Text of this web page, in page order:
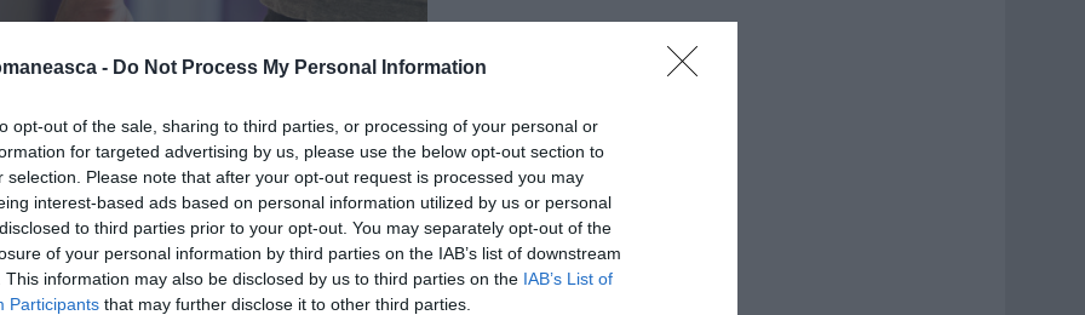
- Do Not Process My Personal Information
opt-out of the sale, sharing to third parties, or processing of your personal or
for targeted advertising by us, please use the below opt-out section to
selection. Please note that after your opt-out request is processed you may
interest-based ads based on personal information utilized by us or personal
to third parties prior to your opt-out. You may separately opt-out of the
of your personal information by third parties on the IAB’s list of downstream
This information may also be disclosed by us to third parties on the IAB’s List of
Participants that may further disclose it to other third parties.